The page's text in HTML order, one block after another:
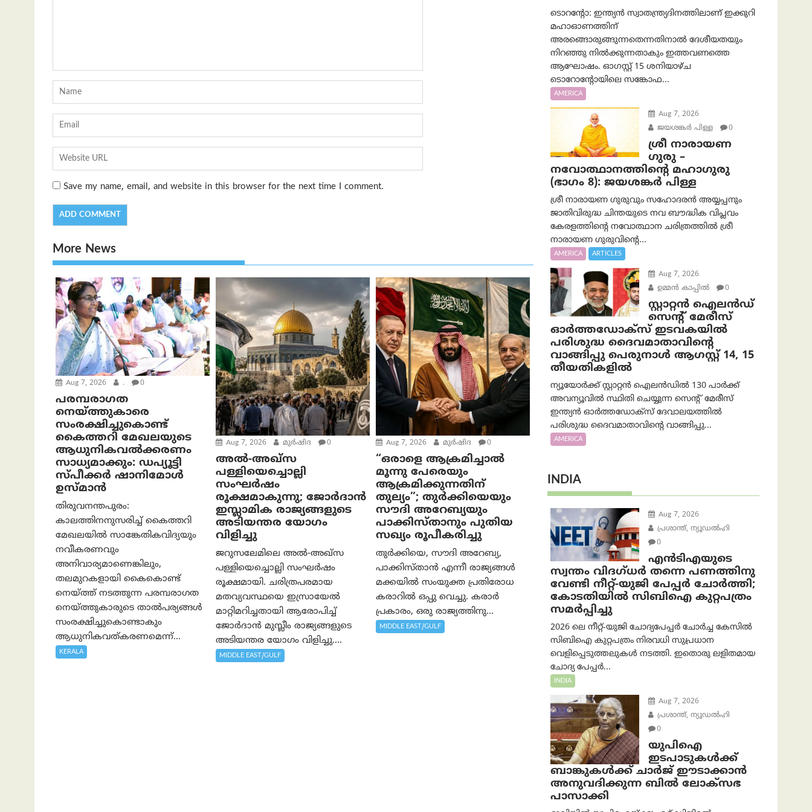
Save my name, email, and website in this browser for the next time I comment.
More News
Aug 7, 2026 . 0
പരമ്പരാഗത
നെയ്ത്തുകാരെ
സംരക്ഷിച്ചുകൊണ്ട്
കൈത്തറി മേഖലയുടെ
ആധുനികവൽക്കരണം
സാധ്യമാക്കും: ഡപ്യൂട്ടി
സ്പീക്കർ ഷാനിമോൾ
ഉസ്മാൻ
തിരുവനന്തപുരം:
കാലത്തിനനുസരിച്ച് കൈത്തറി
മേഖലയിൽ സാങ്കേതികവിദ്യയും
നവീകരണവും
അനിവാര്യമാണെങ്കിലും,
തലമുറകളായി കൈകൊണ്ട്
നെയ്ത്ത് നടത്തുന്ന പരമ്പരാഗത
നെയ്ത്തുകാരുടെ താൽപര്യങ്ങൾ
സംരക്ഷിച്ചുകൊണ്ടാകും
ആധുനികവത്കരണമെന്ന്...
KERALA
Aug 7, 2026 മുര്‍ഷിദ 0
അൽ-അഖ്‌സ
പള്ളിയെച്ചൊല്ലി
സംഘർഷം
രൂക്ഷമാകുന്നു; ജോർദാൻ
ഇസ്ലാമിക രാജ്യങ്ങളുടെ
അടിയന്തര യോഗം
വിളിച്ചു
ജറുസലേമിലെ അൽ-അഖ്‌സ
പള്ളിയെച്ചൊല്ലി സംഘർഷം
രൂക്ഷമായി. ചരിത്രപരമായ
മതവ്യവസ്ഥയെ ഇസ്രായേൽ
മാറ്റിമറിച്ചതായി ആരോപിച്ച്
ജോർദാൻ മുസ്ലീം രാജ്യങ്ങളുടെ
അടിയന്തര യോഗം വിളിച്ചു....
MIDDLE EAST/GULF
Aug 7, 2026 മുര്‍ഷിദ 0
“ഒരാളെ ആക്രമിച്ചാല്‍
മൂന്നു പേരെയും
ആക്രമിക്കുന്നതിന്
തുല്യം”; തുർക്കിയെയും
സൗദി അറേബ്യയും
പാക്കിസ്താനും പുതിയ
സഖ്യം രൂപീകരിച്ചു
തുർക്കിയെ, സൗദി അറേബ്യ,
പാക്കിസ്താന്‍ എന്നീ രാജ്യങ്ങൾ
മക്കയിൽ സംയുക്ത പ്രതിരോധ
കരാറിൽ ഒപ്പു വെച്ചു. കരാർ
പ്രകാരം, ഒരു രാജ്യത്തിനു...
MIDDLE EAST/GULF
ടൊറന്റോ: ഇന്ത്യൻ സ്വാതന്ത്ര്യദിനത്തിലാണ് ഇക്കുറി
മഹാഓണത്തിന്
അരങ്ങൊരുങ്ങുന്നതെന്നതിനാൽ ദേശീയതയും
നിറഞ്ഞു നിൽക്കുന്നതാകും ഇത്തവണത്തെ
ആഘോഷം. ഓഗസ്റ്റ് 15 ശനിയാഴ്ച
ടൊറോന്റോയിലെ സങ്കോഫ...
AMERICA
Aug 7, 2026
ജയശങ്കര്‍ പിള്ള
0
ശ്രീ നാരായണ
ഗുരു –
നവോത്ഥാനത്തിന്റെ മഹാഗുരു
(ഭാഗം 8): ജയശങ്കര്‍ പിള്ള
ശ്രീ നാരായണ ഗുരുവും സഹോദരൻ അയ്യപ്പനും
ജാതിവിരുദ്ധ ചിന്തയുടെ നവ ബൗദ്ധിക വിപ്ലവം
കേരളത്തിന്റെ നവോത്ഥാന ചരിത്രത്തിൽ ശ്രീ
നാരായണ ഗുരുവിന്റെ...
AMERICA ARTICLES
Aug 7, 2026
ഉമ്മന്‍ കാപ്പില്‍
0
സ്റ്റാറ്റൻ ഐലൻഡ്
സെന്റ് മേരീസ്
ഓർത്തഡോക്സ് ഇടവകയിൽ
പരിശുദ്ധ ദൈവമാതാവിന്റെ
വാങ്ങിപ്പു പെരുനാൾ ആഗസ്റ്റ് 14, 15
തീയതികളിൽ
ന്യൂയോർക്ക് സ്റ്റാറ്റൻ ഐലൻഡിൽ 130 പാർക്ക്
അവന്യൂവിൽ സ്ഥിതി ചെയ്യുന്ന സെന്റ് മേരീസ്
ഇന്ത്യൻ ഓർത്തഡോക്സ് ദേവാലയത്തിൽ
പരിശുദ്ധ ദൈവമാതാവിന്റെ വാങ്ങിപ്പു...
AMERICA
INDIA
Aug 7, 2026
പ്രശാന്ത്, ന്യൂഡല്‍ഹി
0
എൻ‌ടി‌എയുടെ
സ്വന്തം വിദഗ്ധർ തന്നെ പണത്തിനു
വേണ്ടി നീറ്റ്-യു‌ജി പേപ്പർ ചോർത്തി;
കോടതിയില്‍ സിബിഐ കുറ്റപത്രം
സമര്‍പ്പിച്ചു
2026 ലെ നീറ്റ്-യുജി ചോദ്യപേപ്പർ ചോർച്ച കേസിൽ
സിബിഐ കുറ്റപത്രം നിരവധി സുപ്രധാന
വെളിപ്പെടുത്തലുകൾ നടത്തി. ഇതൊരു ലളിതമായ
ചോദ്യ പേപ്പർ...
INDIA
Aug 7, 2026
പ്രശാന്ത്, ന്യൂഡല്‍ഹി
0
യുപിഐ
ഇടപാടുകൾക്ക്
ബാങ്കുകൾക്ക് ചാർജ് ഈടാക്കാൻ
അനുവദിക്കുന്ന ബിൽ ലോക്‌സഭ
പാസാക്കി